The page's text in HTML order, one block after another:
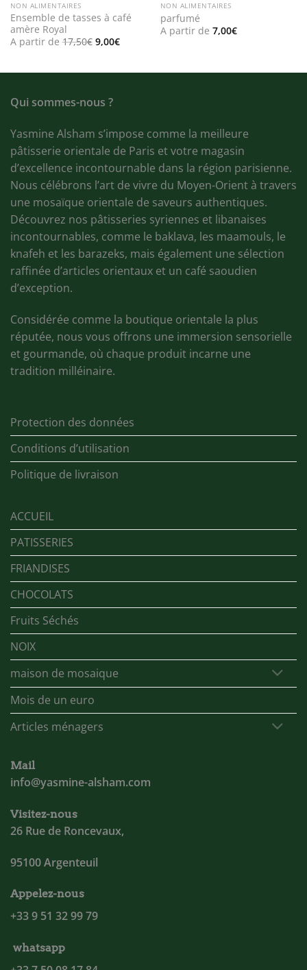
NON ALIMENTAIRES
Ensemble de tasses à café
amère Royal
A partir de 17,50€ Le
prix
17,50€.
9,00€Le
9,00€.
NON ALIMENTAIRES
parfumé
A partir de 7,00€
Qui sommes-nous ?
Yasmine Alsham s’impose comme la meilleure
pâtisserie orientale de Paris et votre magasin
d’excellence incontournable dans la région parisienne.
Nous célébrons l’art de vivre du Moyen-Orient à travers
une mosaïque orientale de saveurs authentiques.
Découvrez nos pâtisseries syriennes et libanaises
incontournables, comme le baklava, les maamouls, le
knafeh et les barazeks, mais également une sélection
raffinée d’articles orientaux et un café saoudien
d’exception.
Considérée comme la boutique orientale la plus
réputée, nous vous offrons une immersion sensorielle
et gourmande, où chaque produit incarne une
tradition milléinaire.
Protection des données
Conditions d’utilisation
Politique de livraison
ACCUEIL
PATISSERIES
FRIANDISES
CHOCOLATS
Fruits Séchés
NOIX
maison de mosaique
Mois de un euro
Articles ménagers
Mail
info@yasmine-alsham.com
Visitez-nous
26 Rue de Roncevaux,
95100 Argenteuil
Appelez-nous
+33 9 51 32 99 79
whatsapp